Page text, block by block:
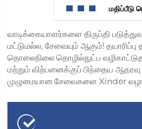
மதிப்பீடு
வாடிக்கையாளர்களை திருப்தி
மட்டுமல்ல, சேவையும் ஆகும்!
தொலைநிலை தொழில்நுட்ப
மற்றும் விற்பனைக்குப் பிந்தைய
முழுமையான சேவைகளை Xinder